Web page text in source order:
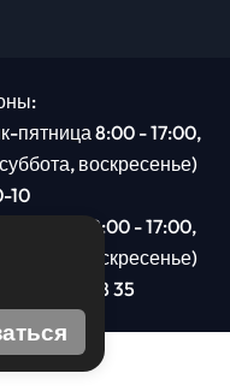
пятница 8:00 - 17:00,
воскресенье)
10
пятница 8:00 - 17:00,
воскресенье)
29 201 78 35